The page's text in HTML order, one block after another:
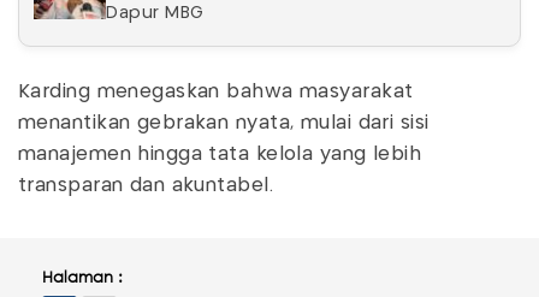
Dapur MBG
Karding menegaskan bahwa masyarakat
menantikan gebrakan nyata, mulai dari sisi
manajemen hingga tata kelola yang lebih
transparan dan akuntabel.
Halaman :